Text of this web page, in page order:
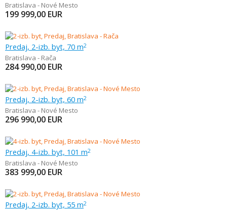
Bratislava - Nové Mesto
199 999,00 EUR
Predaj, 2-izb. byt, 70 m2
Bratislava - Rača
284 990,00 EUR
Predaj, 2-izb. byt, 60 m2
Bratislava - Nové Mesto
296 990,00 EUR
Predaj, 4-izb. byt, 101 m2
Bratislava - Nové Mesto
383 999,00 EUR
Predaj, 2-izb. byt, 55 m2